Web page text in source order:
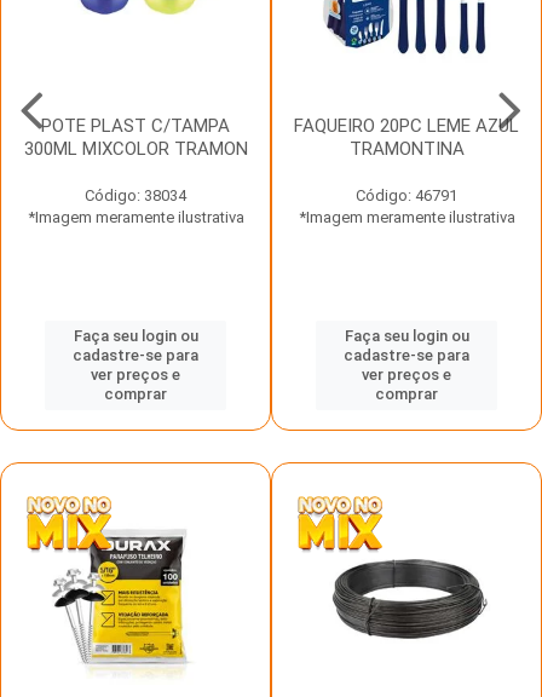
POTE PLAST C/TAMPA
300ML MIXCOLOR TRAMON
Código: 38034
*Imagem meramente ilustrativa
Faça seu login ou
cadastre-se para
ver preços e
comprar
FAQUEIRO 20PC LEME AZUL
TRAMONTINA
Código: 46791
*Imagem meramente ilustrativa
Faça seu login ou
cadastre-se para
ver preços e
comprar